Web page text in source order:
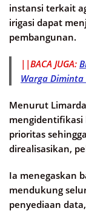
instansi terkait
irigasi dapat
pembangunan.
||BACA JUGA:
Warga
Menurut
mengidentifikasi
prioritas
direalisasikan,
Ia menegaskan
mendukung
penyediaan